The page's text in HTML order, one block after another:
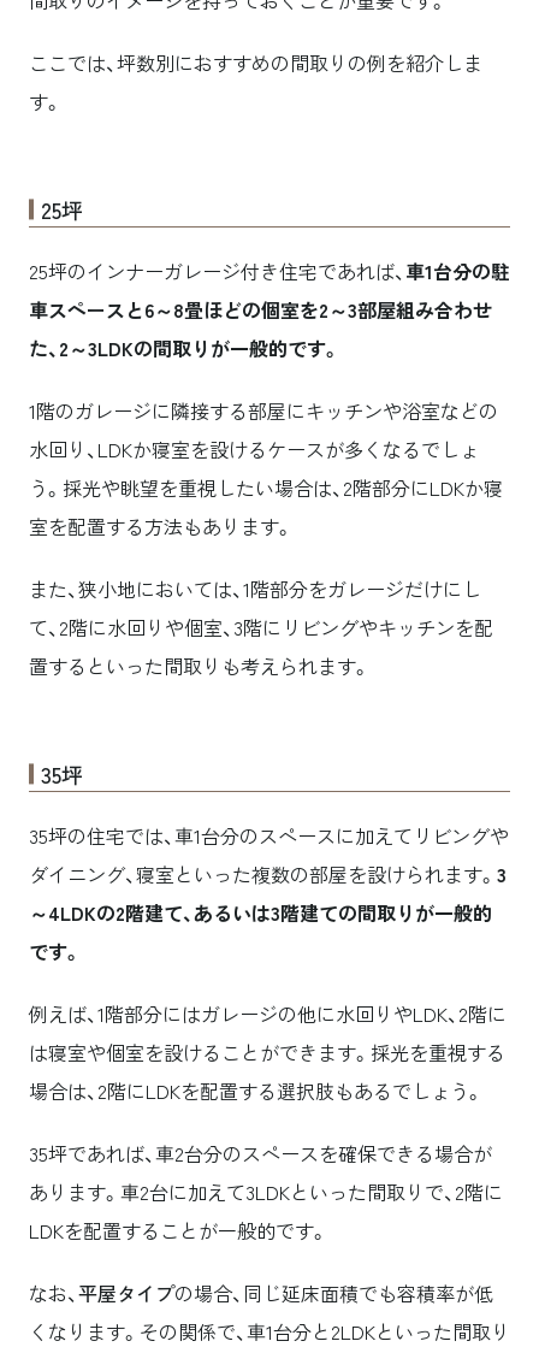
ここでは、坪数別におすすめの間取りの例を紹介しま
す。
25坪
25坪のインナーガレージ付き住宅であれば、 車1台分の駐
車スペースと6～8畳ほどの個室を2～3部屋組み合わせ
た、2～3LDKの間取りが一般的です。
1階のガレージに隣接する部屋にキッチンや浴室などの
水回り、LDKか寝室を設けるケースが多くなるでしょ
う。採光や眺望を重視したい場合は、2階部分にLDKか寝
室を配置する方法もあります。
また、狭小地においては、1階部分をガレージだけにし
て、2階に水回りや個室、3階にリビングやキッチンを配
置するといった間取りも考えられます。
35坪
35坪の住宅では、車1台分のスペースに加えてリビングや
ダイニング、寝室といった複数の部屋を設けられます。 3
～4LDKの2階建て、あるいは3階建ての間取りが一般的
です。
例えば、1階部分にはガレージの他に水回りやLDK、2階に
は寝室や個室を設けることができます。採光を重視する
場合は、2階にLDKを配置する選択肢もあるでしょう。
35坪であれば、車2台分のスペースを確保できる場合が
あります。車2台に加えて3LDKといった間取りで、2階に
LDKを配置することが一般的です。
なお、平屋タイプの場合、同じ延床面積でも容積率が低
くなります。その関係で、車1台分と2LDKといった間取り